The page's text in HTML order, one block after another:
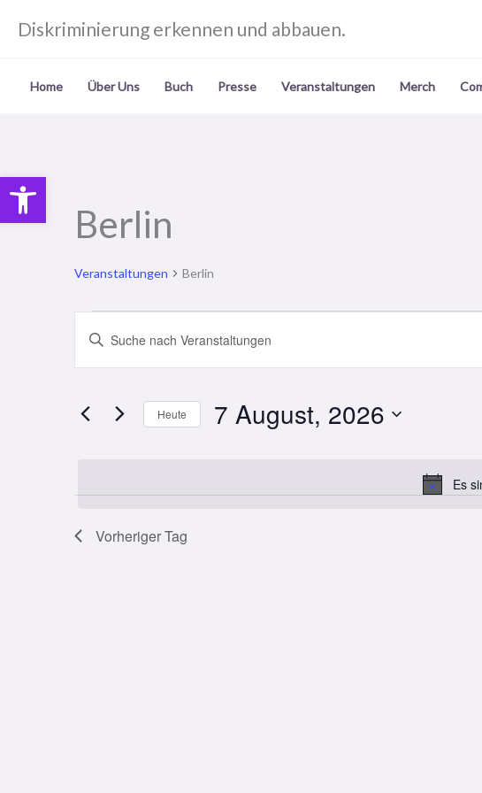
InhaltDiskriminierung erkennen und abbauen.
Home Über Uns Buch Presse Veranstaltungen Merch
Berlin
Veranstaltungen Berlin
for
7
2026
Es
Suche
und
Navigation
Bitte
Suche
Heute 7 August, 2026
Vorheriger Tag
Open toolbar